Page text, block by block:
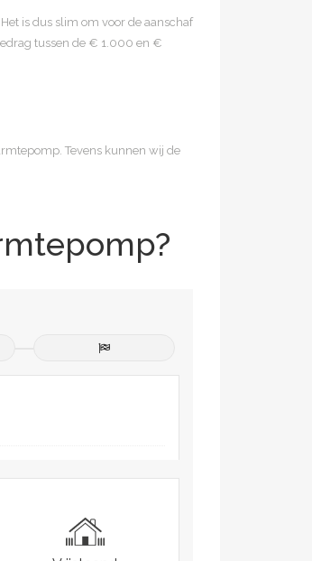
is dus slim om voor de aanschaf
tussen de € 1.000 en €
Tevens kunnen wij de